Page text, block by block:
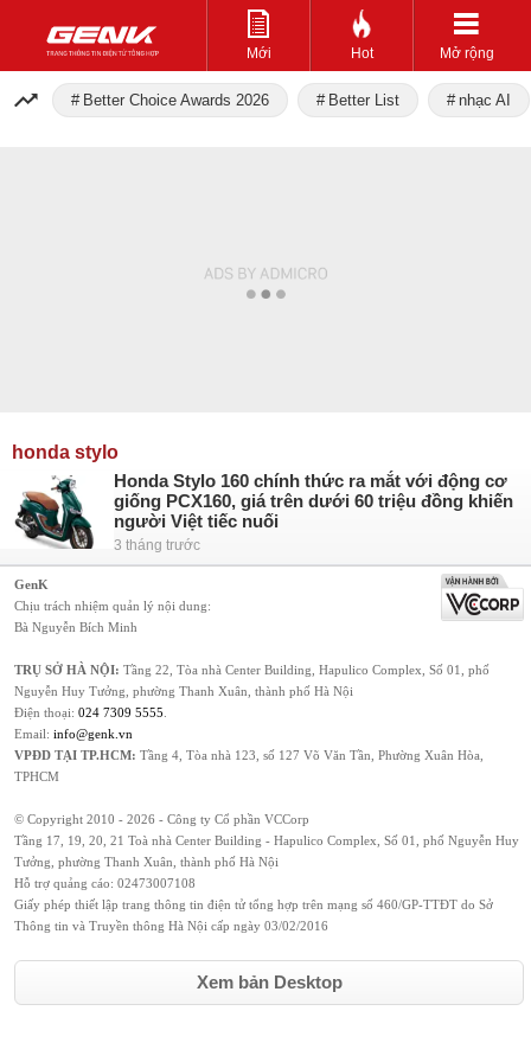
Mới Hot Mở rộng
Better Choice Awards 2026 Better List nhạc AI
honda stylo
Honda Stylo 160 chính thức ra mắt với động cơ
giống PCX160, giá trên dưới 60 triệu đồng khiến
người Việt tiếc nuối
3 tháng trước
GenK
Chịu trách nhiệm quản lý nội dung:
Bà Nguyễn Bích Minh
TRỤ SỞ HÀ NỘI: Tầng 22, Tòa nhà Center Building, Hapulico Complex, Số 01, phố
Nguyễn Huy Tưởng, phường Thanh Xuân, thành phố Hà Nội
Điện thoại: 024 7309 5555
Email: info@genk.vn
VPĐD TẠI TP.HCM: Tầng 4, Tòa nhà 123, số 127 Võ Văn Tần, Phường Xuân Hòa,
TPHCM
© Copyright 2010 - 2026 - Công ty Cổ phần VCCorp
Tầng 17, 19, 20, 21 Toà nhà Center Building - Hapulico Complex, Số 01, phố Nguyễn Huy
Tưởng, phường Thanh Xuân, thành phố Hà Nội
Hỗ trợ quảng cáo: 02473007108
Giấy phép thiết lập trang thông tin điện tử tổng hợp trên mạng số 460/GP-TTĐT do Sở
Thông tin và Truyền thông Hà Nội cấp ngày 03/02/2016
Xem bản Desktop